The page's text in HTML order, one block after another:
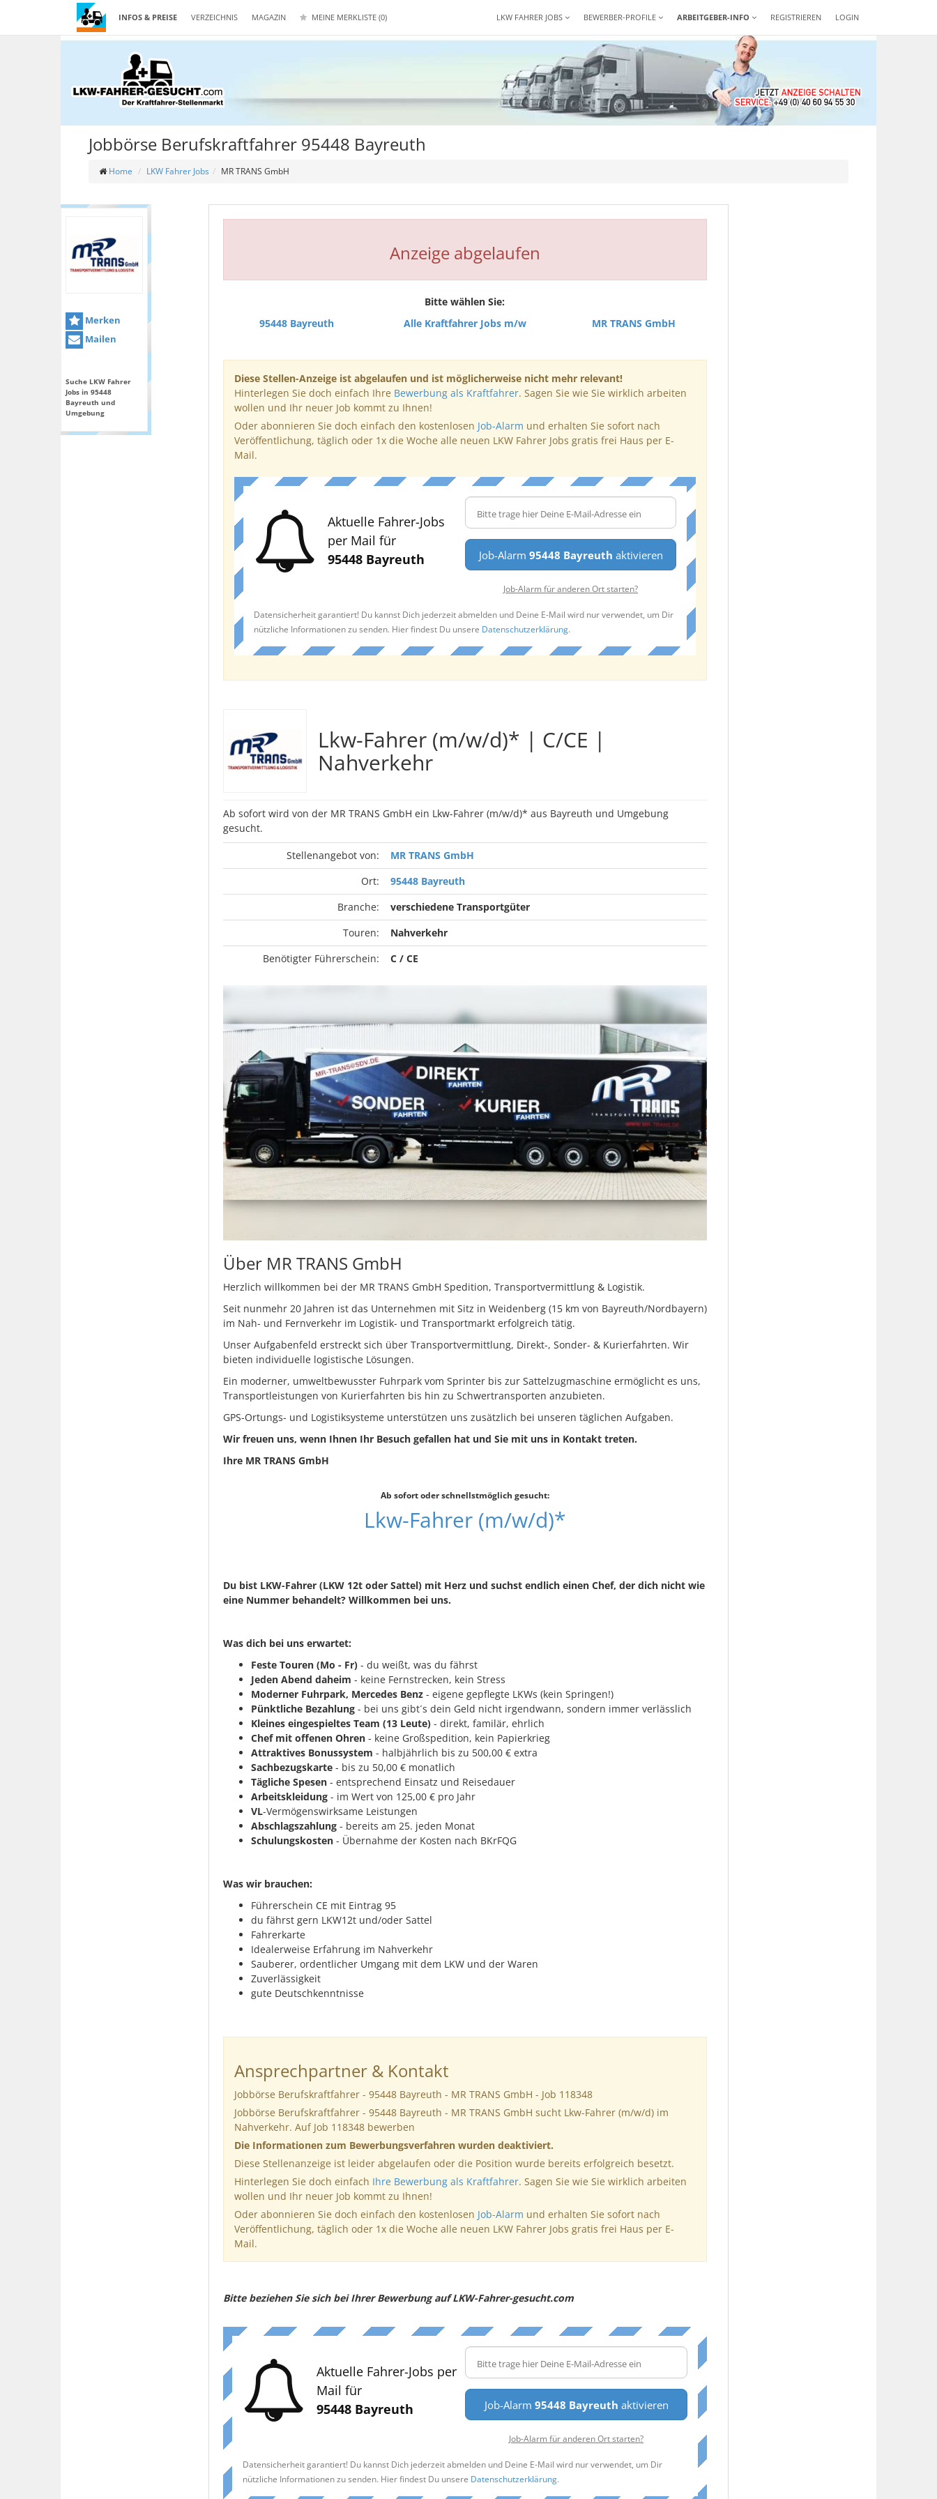
INFOS & PREISE VERZEICHNIS MAGAZIN MEINE MERKLISTE (0) REGISTRIEREN LOGIN
LKW FAHRER JOBS BEWERBER-PROFILE ARBEITGEBER-INFO
Jobbörse Berufskraftfahrer 95448 Bayreuth
Home LKW Fahrer Jobs MR TRANS GmbH
Merken
Mailen
Suche LKW Fahrer
Jobs in 95448
Bayreuth und
Umgebung
Anzeige abgelaufen
Bitte wählen Sie:
95448 Bayreuth
Alle Kraftfahrer Jobs m/w MR TRANS GmbH
Diese Stellen-Anzeige ist abgelaufen und ist möglicherweise nicht mehr relevant!
Hinterlegen Sie doch einfach Ihre Bewerbung als Kraftfahrer. Sagen Sie wie Sie wirklich arbeiten
wollen und Ihr neuer Job kommt zu Ihnen!
Oder abonnieren Sie doch einfach den kostenlosen Job-Alarm und erhalten Sie sofort nach
Veröffentlichung, täglich oder 1x die Woche alle neuen LKW Fahrer Jobs gratis frei Haus per E-
Mail.
Aktuelle Fahrer-Jobs
per Mail für
95448 Bayreuth
Job-Alarm 95448 Bayreuth aktivieren
Job-Alarm für anderen Ort starten?
Datensicherheit garantiert! Du kannst Dich jederzeit abmelden und Deine E-Mail wird nur verwendet, um Dir
nützliche Informationen zu senden. Hier findest Du unsere Datenschutzerklärung.
Lkw-Fahrer (m/w/d)* | C/CE |
Nahverkehr
Ab sofort wird von der MR TRANS GmbH ein Lkw-Fahrer (m/w/d)* aus Bayreuth und Umgebung
gesucht.
Stellenangebot von:
MR TRANS GmbH
Ort:
95448 Bayreuth
Branche:
verschiedene Transportgüter
Touren:
Nahverkehr
Benötigter Führerschein:
C / CE
Über MR TRANS GmbH
Herzlich willkommen bei der MR TRANS GmbH Spedition, Transportvermittlung & Logistik.
Seit nunmehr 20 Jahren ist das Unternehmen mit Sitz in Weidenberg (15 km von Bayreuth/Nordbayern)
im Nah- und Fernverkehr im Logistik- und Transportmarkt erfolgreich tätig.
Unser Aufgabenfeld erstreckt sich über Transportvermittlung, Direkt-, Sonder- & Kurierfahrten. Wir
bieten individuelle logistische Lösungen.
Ein moderner, umweltbewusster Fuhrpark vom Sprinter bis zur Sattelzugmaschine ermöglicht es uns,
Transportleistungen von Kurierfahrten bis hin zu Schwertransporten anzubieten.
GPS-Ortungs- und Logistiksysteme unterstützen uns zusätzlich bei unseren täglichen Aufgaben.
Wir freuen uns, wenn Ihnen Ihr Besuch gefallen hat und Sie mit uns in Kontakt treten.
Ihre MR TRANS GmbH
Ab sofort oder schnellstmöglich gesucht:
Lkw-Fahrer (m/w/d)*
Du bist LKW-Fahrer (LKW 12t oder Sattel) mit Herz und suchst endlich einen Chef, der dich nicht wie
eine Nummer behandelt? Willkommen bei uns.
Was dich bei uns erwartet:
Feste Touren (Mo - Fr)- du weißt, was du fährst
Jeden Abend daheim - keine Fernstrecken, kein Stress
Moderner Fuhrpark, Mercedes Benz - eigene gepflegte LKWs (kein Springen!)
Pünktliche Bezahlung- bei uns gibt´s dein Geld nicht irgendwann, sondern immer verlässlich
Kleines eingespieltes Team (13 Leute)- direkt, familär, ehrlich
Chef mit offenen Ohren- keine Großspedition, kein Papierkrieg
Attraktives Bonussystem - halbjährlich bis zu 500,00 € extra
Sachbezugskarte- bis zu 50,00 € monatlich
Tägliche Spesen- entsprechend Einsatz und Reisedauer
Arbeitskleidung- im Wert von 125,00 € pro Jahr
VL-Vermögenswirksame Leistungen
Abschlagszahlung- bereits am 25. jeden Monat
Schulungskosten- Übernahme der Kosten nach BKrFQG
Was wir brauchen:
Führerschein CE mit Eintrag 95
du fährst gern LKW12t und/oder Sattel
Fahrerkarte
Idealerweise Erfahrung im Nahverkehr
Sauberer, ordentlicher Umgang mit dem LKW und der Waren
Zuverlässigkeit
gute Deutschkenntnisse
Ansprechpartner & Kontakt
Jobbörse Berufskraftfahrer - 95448 Bayreuth - MR TRANS GmbH - Job 118348
Jobbörse Berufskraftfahrer - 95448 Bayreuth - MR TRANS GmbH sucht Lkw-Fahrer (m/w/d) im
Nahverkehr. Auf Job 118348 bewerben
Die Informationen zum Bewerbungsverfahren wurden deaktiviert.
Diese Stellenanzeige ist leider abgelaufen oder die Position wurde bereits erfolgreich besetzt.
Hinterlegen Sie doch einfach Ihre Bewerbung als Kraftfahrer. Sagen Sie wie Sie wirklich arbeiten
wollen und Ihr neuer Job kommt zu Ihnen!
Oder abonnieren Sie doch einfach den kostenlosen Job-Alarm und erhalten Sie sofort nach
Veröffentlichung, täglich oder 1x die Woche alle neuen LKW Fahrer Jobs gratis frei Haus per E-
Mail.
Bitte beziehen Sie sich bei Ihrer Bewerbung auf LKW-Fahrer-gesucht.com
Aktuelle Fahrer-Jobs per
Mail für
95448 Bayreuth
Job-Alarm 95448 Bayreuth aktivieren
Job-Alarm für anderen Ort starten?
Datensicherheit garantiert! Du kannst Dich jederzeit abmelden und Deine E-Mail wird nur verwendet, um Dir
nützliche Informationen zu senden. Hier findest Du unsere Datenschutzerklärung.